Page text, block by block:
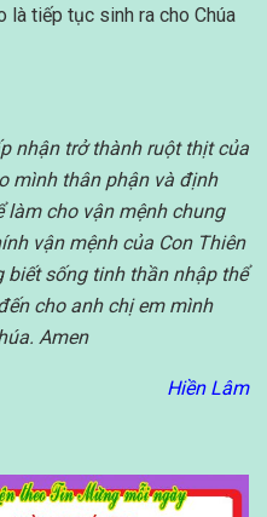
là tiếp tục sinh ra cho Chúa
nhận trở thành ruột thịt của
mình thân phận và định
cho vận mệnh chung
vận mệnh của Con Thiên
biết sống tinh thần nhập thể
cho anh chị em mình
Amen
Hiền Lâm